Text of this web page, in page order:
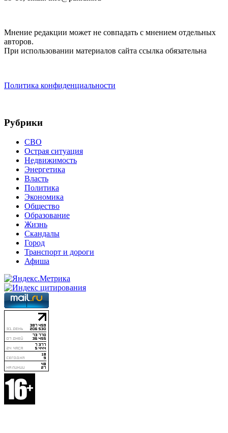
Мнение редакции может не совпадать с мнением отдельных
авторов.
При использовании материалов сайта ссылка обязательна
Политика конфиденциальности
Рубрики
СВО
Острая ситуация
Недвижимость
Энергетика
Власть
Политика
Экономика
Общество
Образование
Жизнь
Скандалы
Город
Транспорт и дороги
Афиша